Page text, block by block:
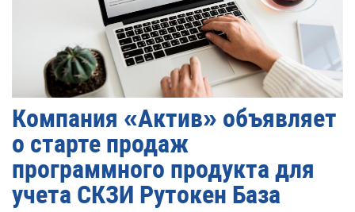
Компания «Актив» объявляет
о старте продаж
программного продукта для
учета СКЗИ Рутокен База